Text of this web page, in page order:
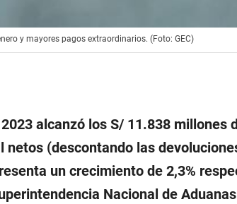
y mayores pagos extraordinarios. (Foto: GEC)
alcanzó los S/ 11.838 millones
(descontando las
un crecimiento de 2,3%
Nacional de